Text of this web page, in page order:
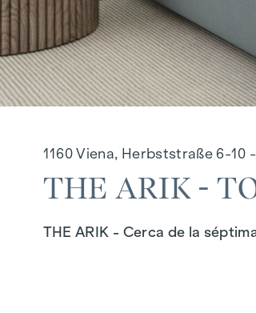
1160 Viena, Herbststraße 6-10
THE ARIK -
THE ARIK - Cerca de la